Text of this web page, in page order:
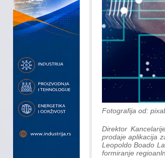
Fotografija od:
Direktor
prodaje aplikacija
Leopoldo Boado
formiranje